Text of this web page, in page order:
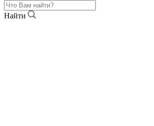
Найти